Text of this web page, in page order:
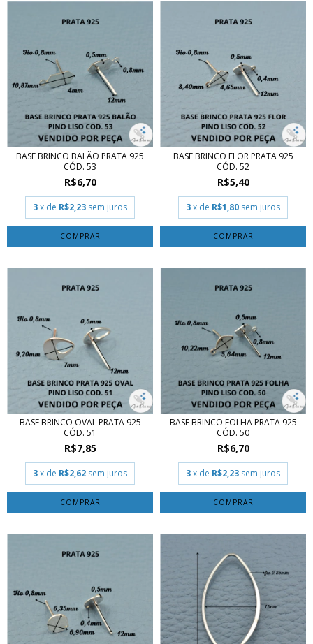
BASE BRINCO BALÃO PRATA 925
CÓD. 53
R$6,70
3x de R$2,23 sem juros
COMPRAR
BASE BRINCO FLOR PRATA 925
CÓD. 52
R$5,40
3x de R$1,80 sem juros
COMPRAR
BASE BRINCO OVAL PRATA 925
CÓD. 51
R$7,85
3x de R$2,62 sem juros
COMPRAR
BASE BRINCO FOLHA PRATA 925
CÓD. 50
R$6,70
3x de R$2,23 sem juros
COMPRAR